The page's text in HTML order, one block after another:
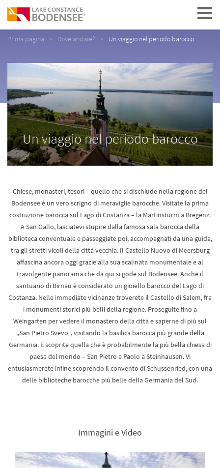
Navigation
Prima pagina Dove andare? Un viaggio nel periodo barocco
Un viaggio nel periodo barocco
Chiese, monasteri, tesori – quello che si dischiude nella regione del
Bodensee è un vero scrigno di meraviglie barocche. Visitate la prima
costruzione barocca sul Lago di Costanza – la Martinsturm a Bregenz.
A San Gallo, lasciatevi stupire dalla famosa sala barocca della
biblioteca conventuale e passeggiate poi, accompagnati da una guida,
tra gli stretti vicoli della città vecchia. Il Castello Nuovo di Meersburg
affascina ancora oggi grazie alla sua scalinata monumentale e al
travolgente panorama che da qui si gode sul Bodensee. Anche il
santuario di Birnau è considerato un gioiello barocco del Lago di
Costanza. Nelle immediate vicinanze troverete il Castello di Salem, fra
i monumenti storici più belli della regione. Proseguite fino a
Weingarten per vedere il monastero della città e saperne di più sul
„San Pietro Svevo“, visitando la basilica barocca più grande della
Germania. E scoprite quella che è probabilmente la più bella chiesa di
paese del mondo – San Pietro e Paolo a Steinhausen. Vi
entusiasmerete infine scoprendo il convento di Schussenried, con una
delle biblioteche barocche più belle della Germania del Sud.
Immagini e Video